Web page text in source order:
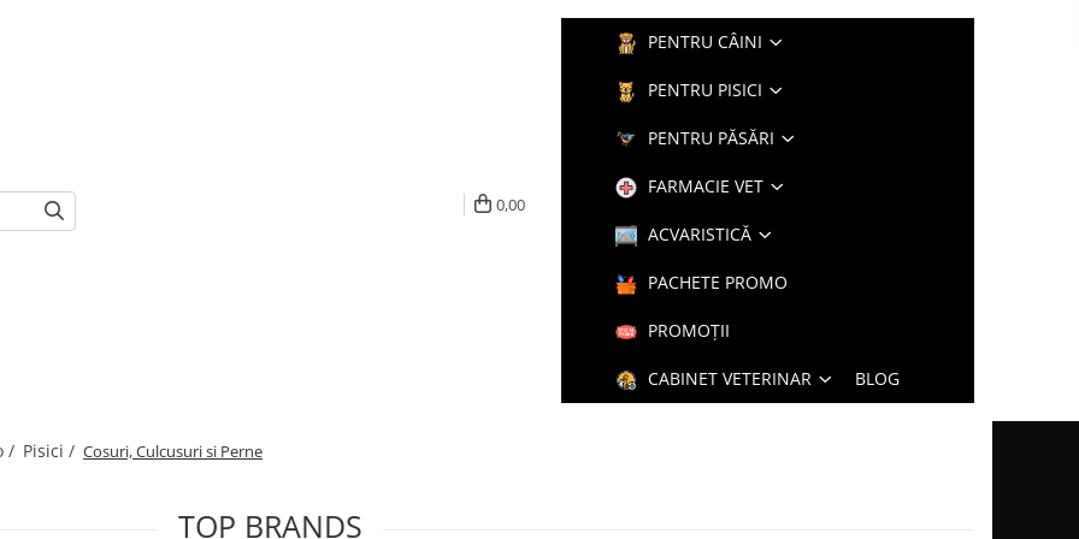
0,00
PENTRU CÂINI
PENTRU PISICI
PENTRU PĂSĂRI
FARMACIE VET
ACVARISTICĂ
PACHETE PROMO
PROMOȚII
CABINET VETERINAR BLOG
/ Pisici / Cosuri, Culcusuri si Perne
TOP BRANDS